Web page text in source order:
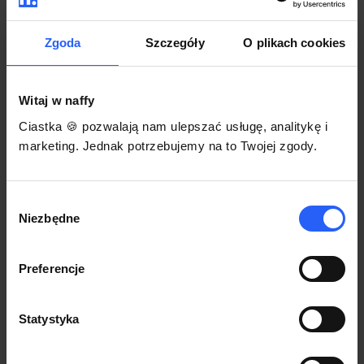
Zgoda Szczegóły O plikach cookies
Witaj w naffy
Ciastka 🍪 pozwalają nam ulepszać usługę, analitykę i
marketing. Jednak potrzebujemy na to Twojej zgody.
zgody
Niezbędne
Preferencje
Statystyka
Korzystaj na dowolnym urządzeniu z
przeglądarką Chrome
Włącz czasową promocję
3
Każdy produkt w naffy ma swój indywidualny link.
gdzie się nim podzielisz z odbiorcami.